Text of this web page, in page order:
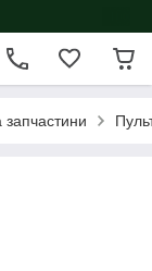
запчастини